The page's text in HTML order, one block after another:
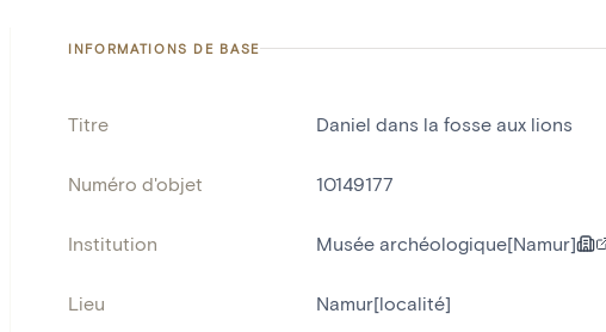
INFORMATIONS DE BASE
Titre Daniel dans la fosse aux lions
Numéro d'objet 10149177
Institution Musée archéologique[Namur]
Lieu Namur[localité]